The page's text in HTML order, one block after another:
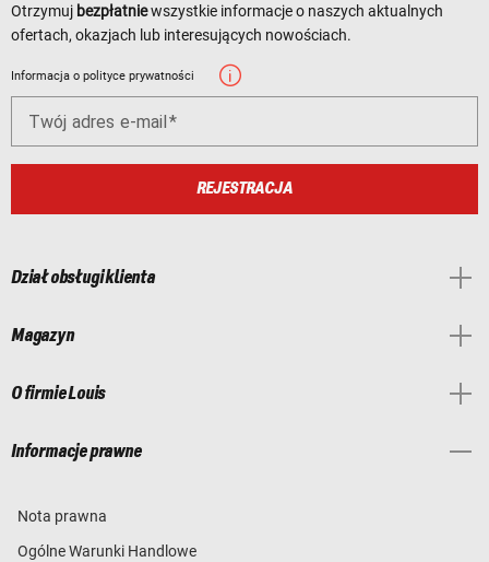
Otrzymuj bezpłatniewszystkie informacje o naszych aktualnych
ofertach, okazjach lub interesujących nowościach.
Informacja o polityce prywatności
Twój adres e-mail
REJESTRACJA
Dział obsługi klienta
Magazyn
O firmie Louis
Informacje prawne
Nota prawna
Ogólne Warunki Handlowe